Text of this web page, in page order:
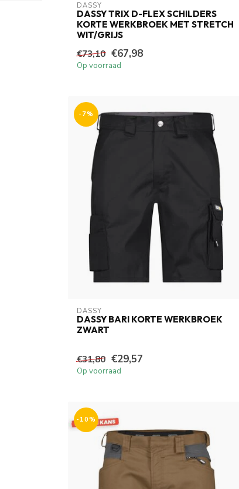
DASSY
DASSY TRIX D-FLEX SCHILDERS
KORTE WERKBROEK MET STRETCH
WIT/GRIJS
€73,10 €67,98
Op voorraad
-7%
DASSY
DASSY BARI KORTE WERKBROEK
ZWART
€31,80 €29,57
Op voorraad
-10%